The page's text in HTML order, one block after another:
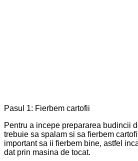
Pasul 1: Fierbem cartofii
Pentru a incepe prepararea budincii
trebuie sa spalam si sa fierbem
important sa ii fierbem bine, astfel
dat prin masina de tocat.